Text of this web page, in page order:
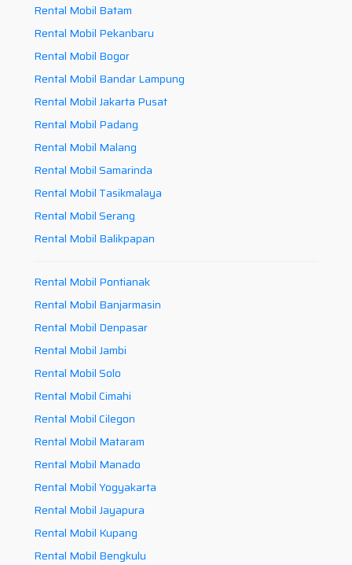
Rental Mobil Batam
Rental Mobil Pekanbaru
Rental Mobil Bogor
Rental Mobil Bandar Lampung
Rental Mobil Jakarta Pusat
Rental Mobil Padang
Rental Mobil Malang
Rental Mobil Samarinda
Rental Mobil Tasikmalaya
Rental Mobil Serang
Rental Mobil Balikpapan
Rental Mobil Pontianak
Rental Mobil Banjarmasin
Rental Mobil Denpasar
Rental Mobil Jambi
Rental Mobil Solo
Rental Mobil Cimahi
Rental Mobil Cilegon
Rental Mobil Mataram
Rental Mobil Manado
Rental Mobil Yogyakarta
Rental Mobil Jayapura
Rental Mobil Kupang
Rental Mobil Bengkulu